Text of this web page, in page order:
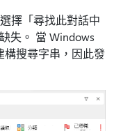
擇「尋找此對話中
失。 當 Windows
構搜尋字串，因此發